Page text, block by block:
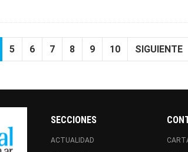
5 6 7 8 9 10 SIGUIENTE
SECCIONES
ACTUALIDAD